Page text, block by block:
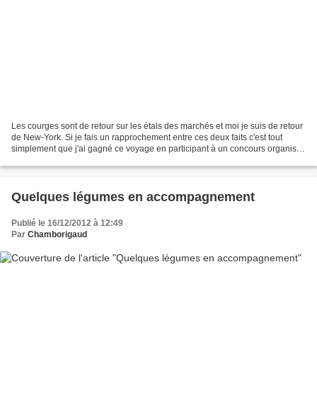
Les courges sont de retour sur les étals des marchés et moi je suis de retour
de New-York. Si je fais un rapprochement entre ces deux faits c'est tout
simplement que j'ai gagné ce voyage en participant à un concours organisé
Quelques légumes en accompagnement
Publié le 16/12/2012 à 12:49
Par Chamborigaud